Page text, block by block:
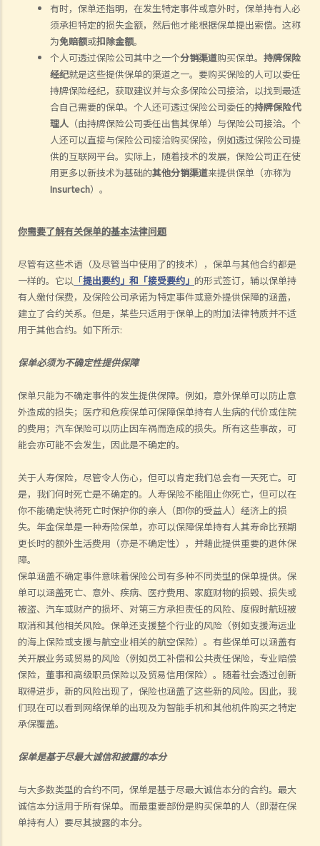
有时，保单还指明，在发生特定事件或意外时，保单持有人必
须承担特定的损失金额，然后他才能根据保单提出索偿。这称
为免赔额或扣除金额。
个人可透过保险公司其中之一个分销渠道购买保单。 持牌保险
经纪就是这些提供保单的渠道之一。要购买保险的人可以委任
持牌保险经纪， 获取建议并与众多保险公司接洽，以找到最适
合自己需要的保单。个人还可透过保险公司委任的持牌保险代
理人（由持牌保险公司委任出售其保单）与保险公司接洽。个
人还可以直接与保险公司接洽购买保险，例如透过保险公司提
供的互联网平台。实际上，随着技术的发展，保险公司正在使
用更多以新技术为基础的其他分销渠道来提供保单（亦称为
Insurtech）。
你需要了解有关保单的基本法律问题
尽管有这些术语（及尽管当中使用了的技术），保单与其他合约都是
一样的。它以 「提出要约」和「接受要约」 的形式签订，辅以保单持
有人缴付保费，及保险公司承诺为特定事件或意外提供保障的涵盖，
建立了合约关系。但是，某些只适用于保单上的附加法律特质并不适
用于其他合约。如下所示:
保单必须为不确定性提供保障
保单只能为不确定事件的发生提供保障。例如，意外保单可以防止意
外造成的损失；医疗和危疾保单可保障保单持有人生病的代价或住院
的费用； 汽车保险可以防止因车祸而造成的损失。所有这些事故，可
能会亦可能不会发生，因此是不确定的。
关于人寿保险，尽管令人伤心，但可以肯定我们总会有一天死亡。可
是，我们何时死亡是不确定的。人寿保险不能阻止你死亡，但可以在
你不能确定快将死亡时保护你的亲人（即你的受益人）经济上的损
失。年金保单是一种寿险保单，亦可以保障保单持有人其寿命比预期
更长时的额外生活费用（亦是不确定性），并藉此提供重要的退休保
障。
保单涵盖不确定事件意味着保险公司有多种不同类型的保单提供。保
单可以涵盖死亡、意外、疾病、医疗费用、家庭财物的损毁、损失或
被盗、汽车或财产的损坏、对第三方承担责任的风险、度假时航班被
取消和其他相关风险。保单还支援整个行业的风险（例如支援海运业
的海上保险或支援与航空业相关的航空保险）。有些保单可以涵盖有
关开展业务或贸易的风险（例如员工补偿和公共责任保险，专业赔偿
保险，董事和高级职员保险以及贸易信用保险）。随着社会透过创新
取得进步，新的风险出现了，保险也涵盖了这些新的风险。因此，我
们现在可以看到网络保单的出现及为智能手机和其他机件购买之特定
承保覆盖。
保单是基于尽最大诚信和披露的本分
与大多数类型的合约不同，保单是基于尽最大诚信本分的合约。最大
诚信本分适用于所有保单。而最重要部份是购买保单的人（即潜在保
单持有人）要尽其披露的本分。